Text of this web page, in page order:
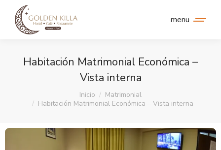
menu
Habitación Matrimonial Económica –
Vista interna
Inicio
Matrimonial
Habitación Matrimonial Económica – Vista interna